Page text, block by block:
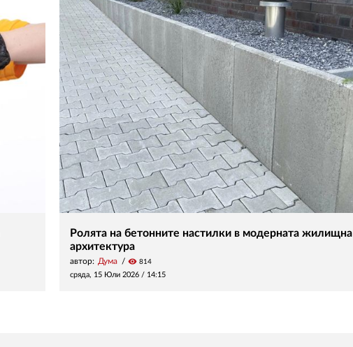
Ролята на бетонните настилки в модерната жилищна
архитектура
автор: Дума visibility 814
сряда, 15 Юли 2026 / 14:15